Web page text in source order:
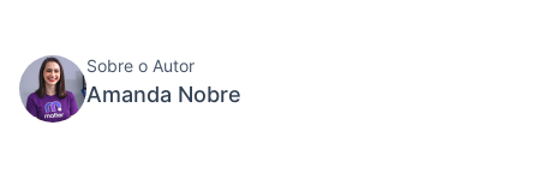
Sobre o Autor
Amanda Nobre